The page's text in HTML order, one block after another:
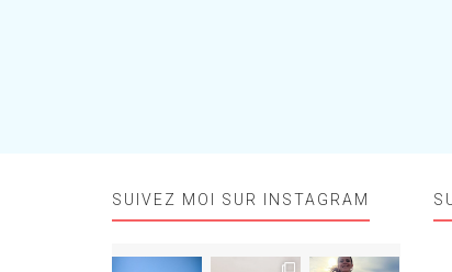
SUIVEZ MOI SUR INSTAGRAM